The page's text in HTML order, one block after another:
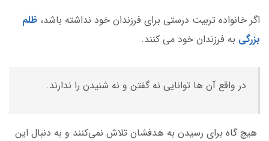
اگر خانواده تربیت درستی برای فرزندان خود نداشته باشد، ظلم
بزرگی به فرزندان خود می کنند.
در واقع آن ها توانایی نه گفتن و نه شنیدن را ندارند.
هیچ گاه برای رسیدن به هدفشان تلاش نمی‌کنند و به دنبال این